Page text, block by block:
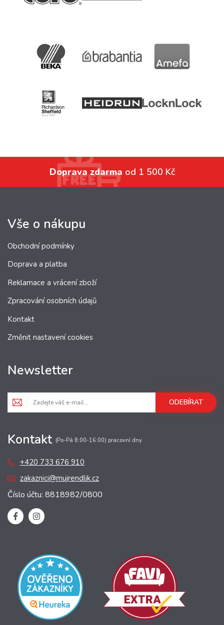
Doprava zdarma od 1 500 Kč
Vše o nákupu
Obchodní podmínky
Doprava a platba
Reklamace a vrácení zboží
Zpracování osobních údajů
Kontakt
Změnit nastavení cookies
Newsletter
ODEBÍRAT
Kontakt (Po-Pá 8:00-16:00) pracovní dny
+420 733 676 910
zakaznici@mujrendlik.cz
Číslo účtu: 8818982/0800